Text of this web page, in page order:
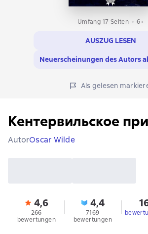
Umfang 17 Seiten 6+
AUSZUG LESEN
Neuerscheinungen des Autors
Als gelesen
Кентервильское
AutorOscar Wilde
4,6
266
bewertungen
4,4
7169
bewertungen